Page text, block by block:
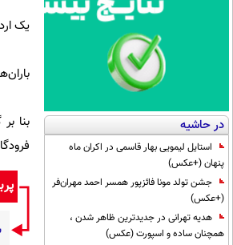
در حاشیه
استایل لیمویی بهار قاسمی در اکران ماه
پنهان (+عکس)
جشن تولد مونا فائزپور همسر احمد مهران‌فر
(+عکس)
هدیه تهرانی در جدیدترین ظاهر شدن ،
همچنان ساده و اسپورت (عکس)
یک